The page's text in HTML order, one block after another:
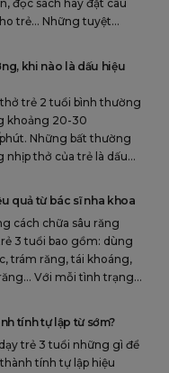
đọc sách hay đặt câu
trẻ… Những tuyệt
khi nào là dấu hiệu
thở trẻ 2 tuổi bình thường
khoảng 20-30
Những bất thường
nhịp thở của trẻ là dấu
quả từ bác sĩ nha khoa
cách chữa sâu răng
3 tuổi bao gồm: dùng
trám răng, tái khoáng,
Với mỗi tình trạng
tính tự lập từ sớm?
trẻ 3 tuổi những gì để
tính tự lập hiệu